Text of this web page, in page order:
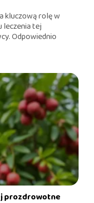
kluczową rolę w
leczenia tej
Odpowiednio
prozdrowotne